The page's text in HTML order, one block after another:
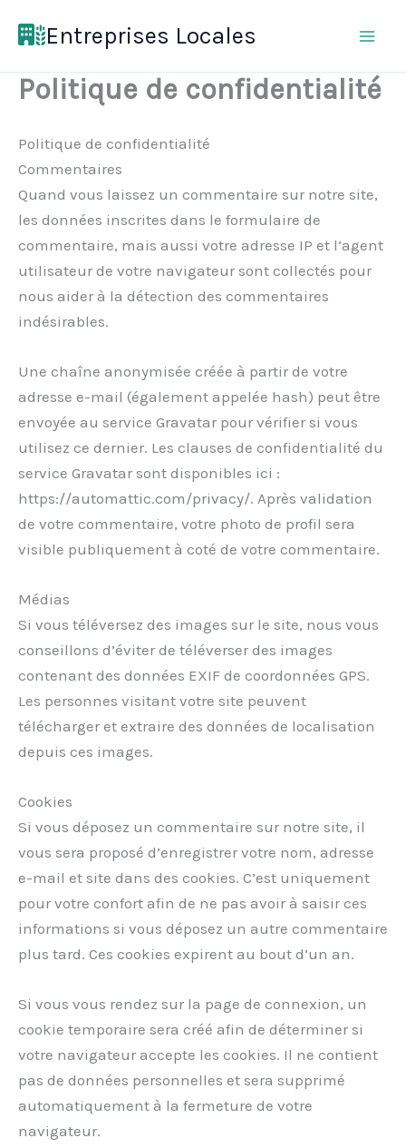
Entreprises Locales
Politique de confidentialité
Politique de confidentialité
Commentaires
Quand vous laissez un commentaire sur notre site,
les données inscrites dans le formulaire de
commentaire, mais aussi votre adresse IP et l’agent
utilisateur de votre navigateur sont collectés pour
nous aider à la détection des commentaires
indésirables.
Une chaîne anonymisée créée à partir de votre
adresse e-mail (également appelée hash) peut être
envoyée au service Gravatar pour vérifier si vous
utilisez ce dernier. Les clauses de confidentialité du
service Gravatar sont disponibles ici :
https://automattic.com/privacy/. Après validation
de votre commentaire, votre photo de profil sera
visible publiquement à coté de votre commentaire.
Médias
Si vous téléversez des images sur le site, nous vous
conseillons d’éviter de téléverser des images
contenant des données EXIF de coordonnées GPS.
Les personnes visitant votre site peuvent
télécharger et extraire des données de localisation
depuis ces images.
Cookies
Si vous déposez un commentaire sur notre site, il
vous sera proposé d’enregistrer votre nom, adresse
e-mail et site dans des cookies. C’est uniquement
pour votre confort afin de ne pas avoir à saisir ces
informations si vous déposez un autre commentaire
plus tard. Ces cookies expirent au bout d’un an.
Si vous vous rendez sur la page de connexion, un
cookie temporaire sera créé afin de déterminer si
votre navigateur accepte les cookies. Il ne contient
pas de données personnelles et sera supprimé
automatiquement à la fermeture de votre
navigateur.